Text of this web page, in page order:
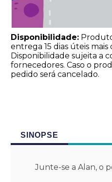
Disponibilidade:
entrega 15 dias úteis
Disponibilidade sujeita a
fornecedores. Caso o
pedido será cancelado.
SINOPSE
Junte-se a Alan, o